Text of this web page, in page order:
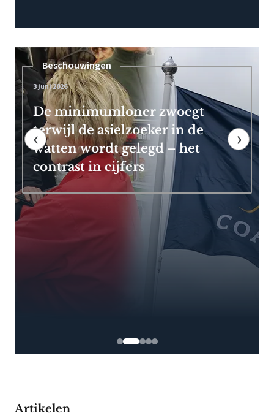
Pensioen
7 mei 2026
Frans Timmermans kan vroeg
met pensioen dankzij royale
EU-uitkering
‹ ›
Artikelen